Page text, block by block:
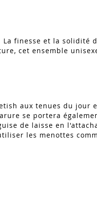
finesse et la solidité
cet ensemble
aux tenues du jour
se portera
de laisse en
les menottes